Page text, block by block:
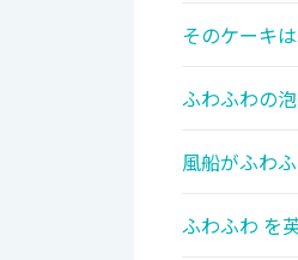
そのケーキ
ふわふわの
風船がふわ
ふわふわ を